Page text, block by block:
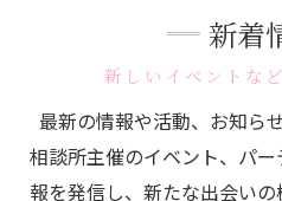
新しいイベントな
新着
最新の情報や活動、お知ら
相談所主催のイベント、パ
報を発信し、新たな出会いの